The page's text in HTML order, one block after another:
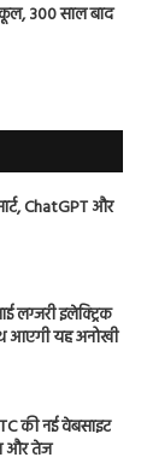
300 साल बाद
ChatGPT और
लग्जरी इलेक्ट्रिक
आएगी यह अनोखी
की नई वेबसाइट
और तेज